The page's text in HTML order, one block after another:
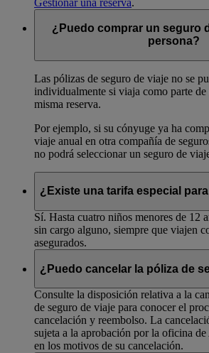
¿Puedo comprar un seguro
persona?
Las pólizas de seguro de viaje no se
individualmente si viaja como parte
misma reserva.
Por ejemplo, si su cónyuge ya ha
viaje anual en otra compañía de
no podrá seleccionar un seguro de
¿Existe una tarifa especial
Sí. Hasta cuatro niños menores de 12
sin cargo alguno, siempre que viajen
asegurados.
¿Puedo cancelar la póliza de
Consulte la disposición relativa a la
de seguro de viaje para conocer el
cancelación y reembolso. La
sujeta a la aprobación por la oficina
en los motivos de su cancelación.